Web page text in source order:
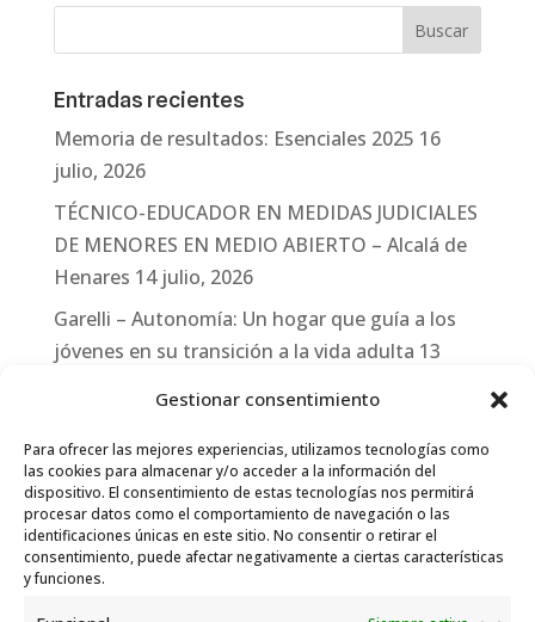
Gestionar consentimiento
Para ofrecer las mejores experiencias, utilizamos tecnologías como
las cookies para almacenar y/o acceder a la información del
dispositivo. El consentimiento de estas tecnologías nos permitirá
procesar datos como el comportamiento de navegación o las
identificaciones únicas en este sitio. No consentir o retirar el
consentimiento, puede afectar negativamente a ciertas características
y funciones.
Entradas recientes
Memoria de resultados: Esenciales 2025 16
julio, 2026
TÉCNICO-EDUCADOR EN MEDIDAS JUDICIALES
DE MENORES EN MEDIO ABIERTO – Alcalá de
Henares 14 julio, 2026
Garelli – Autonomía: Un hogar que guía a los
jóvenes en su transición a la vida adulta 13
Garelli-Refugio: Acciones de empleo en el
marco del Sistema de Acogida de Protección
Internacional 10 julio, 2026